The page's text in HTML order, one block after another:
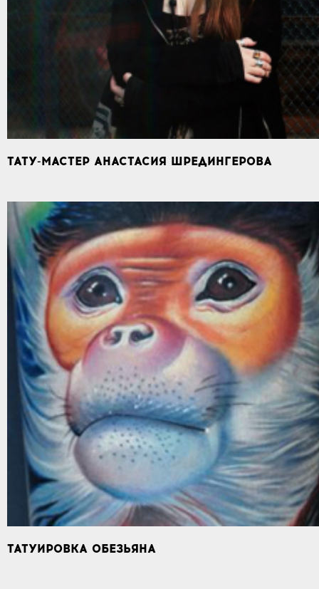
ТАТУ-МАСТЕР АНАСТАСИЯ ШРЕДИНГЕРОВА
ТАТУИРОВКА ОБЕЗЬЯНА